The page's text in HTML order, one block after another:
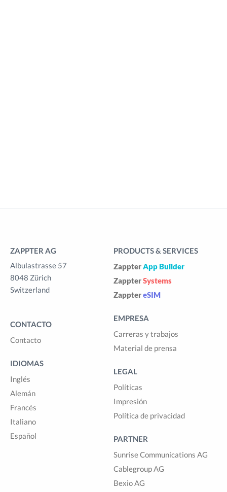
ZAPPTER AG
Albulastrasse 57
8048 Zürich
Switzerland
CONTACTO
Contacto
IDIOMAS
Inglés
Alemán
Francés
Italiano
Español
PRODUCTS & SERVICES
ZappterApp Builder
ZappterSystems
ZapptereSIM
EMPRESA
Carreras y trabajos
Material de prensa
LEGAL
Políticas
Impresión
Política de privacidad
PARTNER
Sunrise Communications AG
Cablegroup AG
Bexio AG